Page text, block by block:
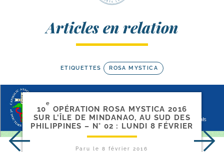
Articles en relation
ETIQUETTES ROSA MYSTICA
10
e
OPÉRATION ROSA MYSTICA 2016
SUR L’ÎLE DE MINDANAO, AU SUD DES
PHILIPPINES – N° 02 : LUNDI 8 FÉVRIER
Paru le8 février 2016